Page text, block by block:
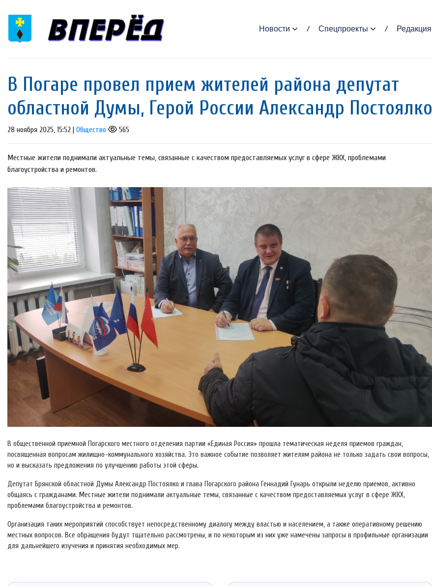
Новости Спецпроекты Редакция
В Погаре провел прием жителей района депутат
областной Думы, Герой России Александр Постоялко
28 ноября 2025, 15:52 | Общество 565
Местные жители поднимали актуальные темы, связанные с качеством предоставляемых услуг в сфере ЖКХ, проблемами
благоустройства и ремонтов.
В общественной приемной Погарского местного отделения партии «Единая Россия» прошла тематическая неделя приемов граждан,
посвященная вопросам жилищно-коммунального хозяйства. Это важное событие позволяет жителям района не только задать свои вопросы,
но и высказать предложения по улучшению работы этой сферы.
Депутат Брянской областной Думы Александр Постоялко и глава Погарского района Геннадий Гунарь открыли неделю приемов, активно
общаясь с гражданами. Местные жители поднимали актуальные темы, связанные с качеством предоставляемых услуг в сфере ЖКХ,
проблемами благоустройства и ремонтов.
Организация таких мероприятий способствует непосредственному диалогу между властью и населением, а также оперативному решению
местных вопросов. Все обращения будут тщательно рассмотрены, и по некоторым из них уже намечены запросы в профильные организации
для дальнейшего изучения и принятия необходимых мер.